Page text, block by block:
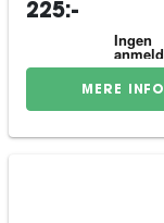
225:-
MERE INFO